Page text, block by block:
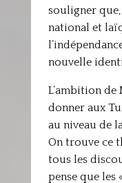
souligner
national et
nouvelle
L’ambition de
donner aux
au niveau de
On trouve ce
tous les
pense que les